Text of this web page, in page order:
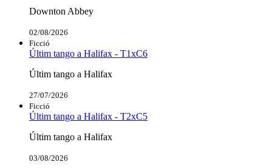
Downton Abbey
02/08/2026
Ficció
Últim tango a Halifax - T1xC6
Últim tango a Halifax
27/07/2026
Ficció
Últim tango a Halifax - T2xC5
Últim tango a Halifax
03/08/2026